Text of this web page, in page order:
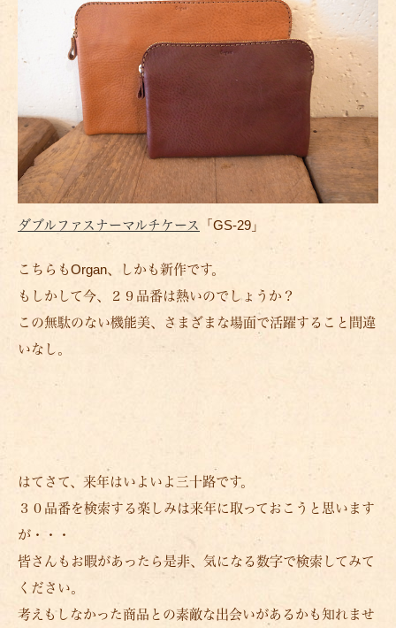
ダブルファスナーマルチケース 「GS-29」
こちらもOrgan、しかも新作です。
もしかして今、２９品番は熱いのでしょうか？
この無駄のない機能美、さまざまな場面で活躍すること間違
いなし。
はてさて、来年はいよいよ三十路です。
３０品番を検索する楽しみは来年に取っておこうと思います
が・・・
皆さんもお暇があったら是非、気になる数字で検索してみて
ください。
考えもしなかった商品との素敵な出会いがあるかも知れませ